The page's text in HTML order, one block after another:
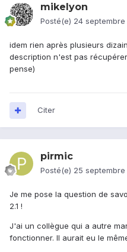
mikelyon
Posté(e) 24 septembre
idem rien après plusieurs
description n'est pas
pense)
Citer
pirmic
Posté(e) 25 septembre
Je me pose la question de
2.1 !
J'ai un collègue qui a autre
fonctionner. Il aurait eu le